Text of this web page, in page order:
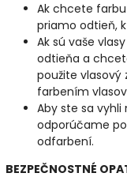
Ak chcete
priamo odtieň,
Ak sú vaše
odtieňa a
použite
farbením
Aby ste sa
odporúčame
odfarbení.
BEZPEČNOSTNÉ